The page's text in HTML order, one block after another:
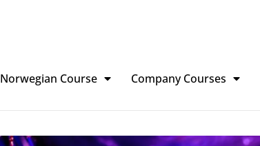
Norwegian Course Company Courses